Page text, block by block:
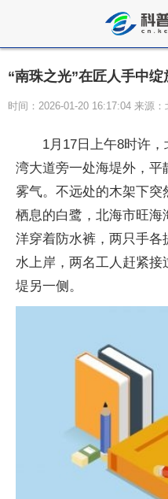
“南珠之光”在匠人手中
时间：2026-01-20 16:17:04 来源：
1月17日上午8时许
湾大道旁一处海堤外，
雾气。不远处的木架下突
栖息的白鹭，北海市旺海
洋穿着防水裤，两只手
水上岸，两名工人赶紧
堤另一侧。